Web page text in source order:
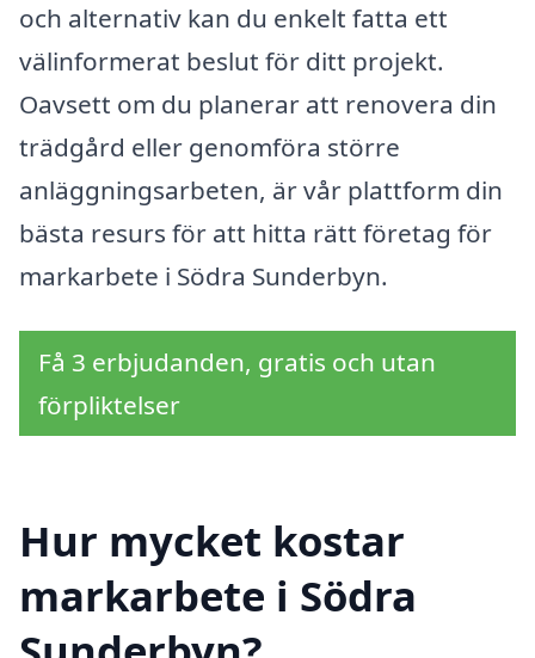
och alternativ kan du enkelt fatta ett
välinformerat beslut för ditt projekt.
Oavsett om du planerar att renovera din
trädgård eller genomföra större
anläggningsarbeten, är vår plattform din
bästa resurs för att hitta rätt företag för
markarbete i Södra Sunderbyn.
Få 3 erbjudanden, gratis och utan
förpliktelser
Hur mycket kostar
markarbete i Södra